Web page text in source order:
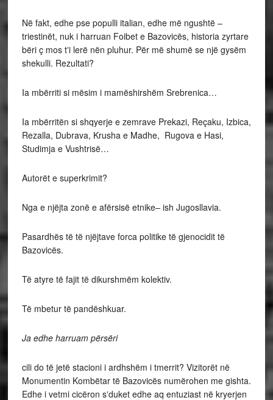
Në fakt, edhe pse populli italian, edhe më ngushtë –
triestinët, nuk i harruan Foibet e Bazovicës, historia zyrtare
bëri ç mos tʼi lerë nën pluhur. Për më shumë se një gysëm
shekulli. Rezultati?
Ia mbërriti si mësim i mamëshirshëm Srebrenica…
Ia mbërritën si shqyerje e zemrave Prekazi, Reçaku, Izbica,
Rezalla, Dubrava, Krusha e Madhe, Rugova e Hasi,
Studimja e Vushtrisë…
Autorët e superkrimit?
Nga e njëjta zonë e afërsisë etnike– ish Jugosllavia.
Pasardhës të të njëjtave forca politike të gjenocidit të
Bazovicës.
Të atyre të fajit të dikurshmëm kolektiv.
Të mbetur të pandëshkuar.
Ja edhe harruam përsëri
cili do të jetë stacioni i ardhshëm i tmerrit? Vizitorët në
Monumentin Kombëtar të Bazovicës numërohen me gishta.
Edhe i vetmi cicëron sʼduket edhe aq entuziast në kryerjen